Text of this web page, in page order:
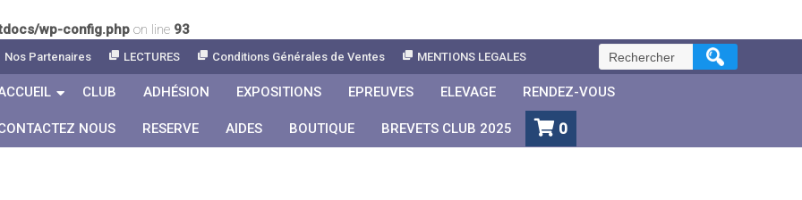
wp-config.php on line 93
Nos Partenaires LECTURES Conditions Générales de Ventes MENTIONS LEGALES Rechercher :
CLUB ADHÉSION EXPOSITIONS EPREUVES ELEVAGE RENDEZ-VOUS
NOUS RESERVE AIDES BOUTIQUE BREVETS CLUB 2025 0